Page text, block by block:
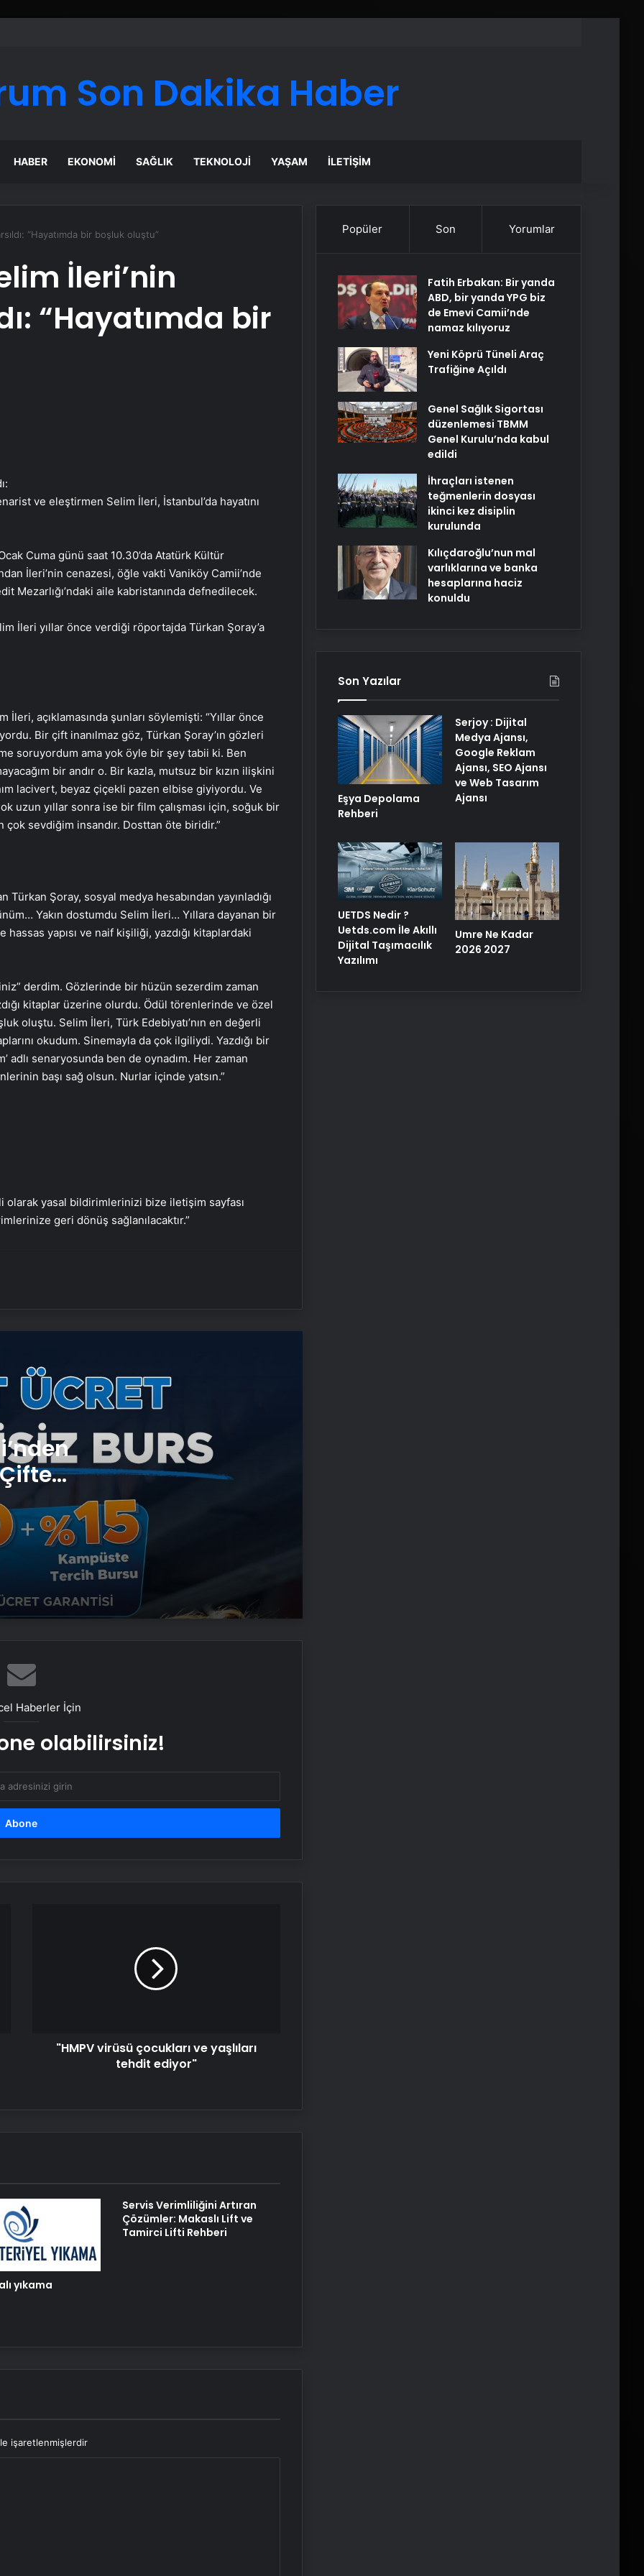
Son Dakika Haber
HABER EKONOMI SAĞLIK TEKNOLOJI YAŞAM İLETIŞIM
“Hayatımda bir boşluk oluştu”
İleri’nin
“Hayatımda bir
ve eleştirmen Selim İleri, İstanbul’da hayatını
Cuma günü saat 10.30’da Atatürk Kültür
İleri’nin cenazesi, öğle vakti Vaniköy Camii’nde
Mezarlığı’ndaki aile kabristanında defnedilecek.
İleri yıllar önce verdiği röportajda Türkan Şoray’a
açıklamasında şunları söylemişti: “Yıllar önce
Bir çift inanılmaz göz, Türkan Şoray’ın gözleri
soruyordum ama yok öyle bir şey tabii ki. Ben
bir andır o. Bir kazla, mutsuz bir kızın ilişkini
lacivert, beyaz çiçekli pazen elbise giyiyordu. Ve
uzun yıllar sonra ise bir film çalışması için, soğuk bir
çok sevdiğim insandır. Dosttan öte biridir.”
Türkan Şoray, sosyal medya hesabından yayınladığı
Yakın dostumdu Selim İleri… Yıllara dayanan bir
yapısı ve naif kişiliği, yazdığı kitaplardaki
derdim. Gözlerinde bir hüzün sezerdim zaman
kitaplar üzerine olurdu. Ödül törenlerinde ve özel
oluştu. Selim İleri, Türk Edebiyatı’nın en değerli
okudum. Sinemayla da çok ilgiliydi. Yazdığı bir
adlı senaryosunda ben de oynadım. Her zaman
başı sağ olsun. Nurlar içinde yatsın.”
olarak yasal bildirimlerinizi bize iletişim sayfası
geri dönüş sağlanılacaktır.”
Nişantaşı Üniversitesi’nden 2026 YKS
Adaylarına Çifte Güvence: Sabit
Ücret ve Kesintisiz Burs
Tasarım Ajansı
UETDS Nedir ? Uetds.com İle Akıllı
Dijital Taşımacılık Yazılımı
Umre Ne Kadar 2026 2027
Genelinde Güvenli Araç Taşıma ve
Yol Yardım Atağı
Bahçe Mobilyaları Seçimi Rehberi
Ankara Yatak Yıkama Hizmetleriyle
Temiz ve Sağlıklı Ortamlar
Özel Dentalpark Kliniği
Haberler İçin
olabilirsiniz!
"HMPV virüsü çocukları ve yaşlıları
tehdit ediyor"
yıkama
Servis Verimliliğini Artıran
Çözümler: Makaslı Lift ve
Tamirci Lifti Rehberi
işaretlenmişlerdir
Popüler Son Yorumlar
Fatih Erbakan: Bir yanda
ABD, bir yanda YPG biz
de Emevi Camii’nde
namaz kılıyoruz
Yeni Köprü Tüneli Araç
Trafiğine Açıldı
Genel Sağlık Sigortası
düzenlemesi TBMM
Genel Kurulu’nda kabul
edildi
İhraçları istenen
teğmenlerin dosyası
ikinci kez disiplin
kurulunda
Kılıçdaroğlu’nun mal
varlıklarına ve banka
hesaplarına haciz
konuldu
Son Yazılar
Eşya Depolama
Rehberi
Serjoy : Dijital
Medya Ajansı,
Google Reklam
Ajansı, SEO Ajansı
ve Web Tasarım
Ajansı
UETDS Nedir ?
Uetds.com İle Akıllı
Dijital Taşımacılık
Yazılımı
Umre Ne Kadar
2026 2027